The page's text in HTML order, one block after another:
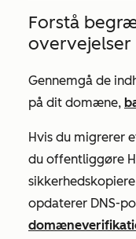
Forstå
overvejelser
Gennemgå de
på dit domæne,
Hvis du migrerer
du offentliggøre
opdaterer DNS-